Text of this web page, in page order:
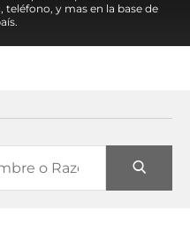
y mas en la base de